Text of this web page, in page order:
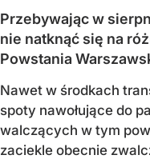
Przebywając w
nie natknąć się na
Powstania
Nawet w środkach
spoty nawołujące do
walczących w tym
zaciekle obecnie